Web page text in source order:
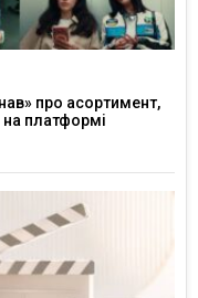
про асортимент,
на платформі